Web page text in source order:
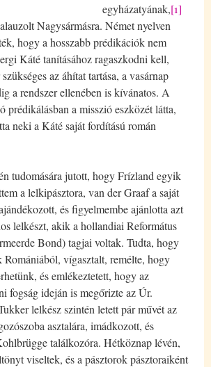
egyházatyának,[1]
Nagysármásra. Német nyelven
hogy a hosszabb prédikációk nem
Káté tanításához ragaszkodni kell,
az áhítat tartása, a vasárnap
a rendszer ellenében is kívánatos. A
prédikálásban a misszió eszközét látta,
neki a Káté saját fordítású román
tudomására jutott, hogy Frízland egyik
a lelkipásztora, van der Graaf a saját
és figyelmembe ajánlotta azt
lelkészt, akik a hollandiai Református
Bond) tagjai voltak. Tudta, hogy
vígasztalt, remélte, hogy
és emlékeztetett, hogy az
fogság ideján is megőrizte az Úr.
lelkész szintén letett pár művét az
asztalára, imádkozott, és
találkozóra. Hétköznap lévén,
viseltek, és a pásztorok pásztoraiként